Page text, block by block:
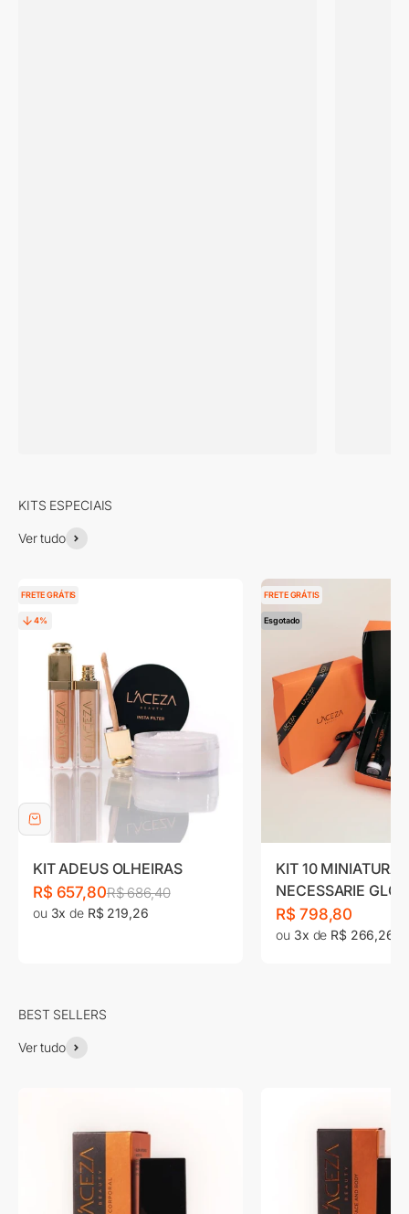
Ver tudo
FRETE GRÁTIS
4%
KIT ADEUS OLHEIRAS
Preço promocional
R$ 657,80Preço normal
R$ 686,40
ou 3x de R$ 219,26
FRETE GRÁTIS
Esgotado
KIT 10
NECESSARIE
GO
Preço
R$ 798,80
ou 3x de R$ 266,26
Ver tudo